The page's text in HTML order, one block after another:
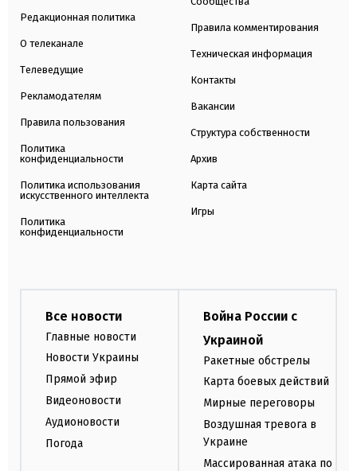
Редакционная политика
О телеканале
Телеведущие
Рекламодателям
Правила пользования
Политика
конфиденциальности
Политика использования
искусственного интеллекта
Политика
конфиденциальности
Правила комментирования
Техническая информация
Контакты
Вакансии
Структура собственности
Архив
Карта сайта
Игры
Все новости
Главные новости
Новости Украины
Прямой эфир
Видеоновости
Аудионовости
Погода
Война России с
Украиной
Ракетные обстрелы
Карта боевых действий
Мирные переговоры
Воздушная тревога в
Украине
Массированная атака по